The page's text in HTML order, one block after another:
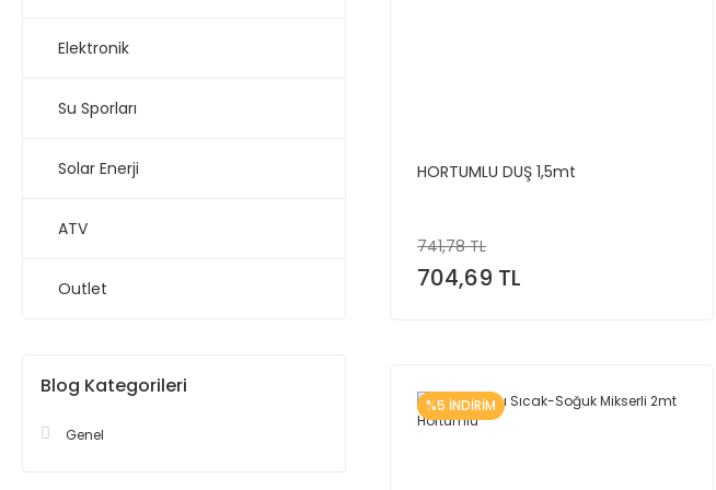
Elektronik
Su Sporları
Solar Enerji
ATV
Outlet
Blog Kategorileri
Genel
HORTUMLU DUŞ 1,5mt
741,78 TL
704,69 TL
%5 İNDİRİM